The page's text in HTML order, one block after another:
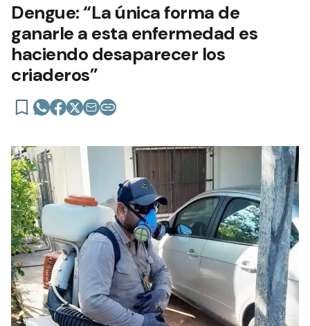
Dengue: “La única forma de
ganarle a esta enfermedad es
haciendo desaparecer los
criaderos”